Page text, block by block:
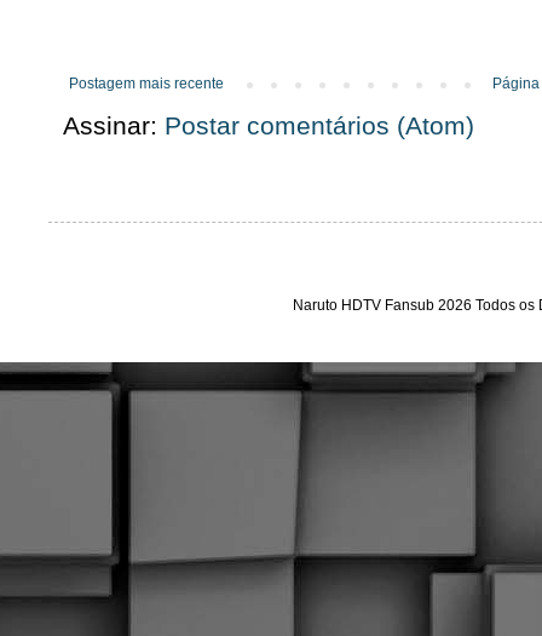
Postagem mais recente
Assinar: Postar comentários (Atom)
Naruto HDTV Fansub 2026 Todos